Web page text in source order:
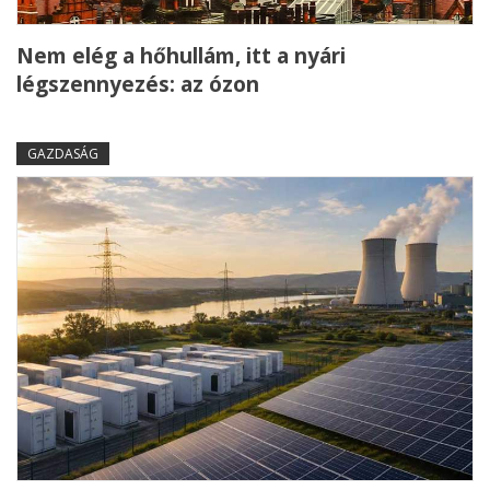
Nem elég a hőhullám, itt a nyári
légszennyezés: az ózon
GAZDASÁG